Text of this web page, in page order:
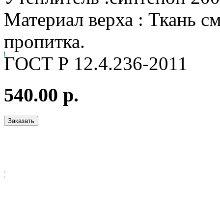
Материал верха : Ткань
пропитка.
ГОСТ Р 12.4.236-2011
540.00 р.